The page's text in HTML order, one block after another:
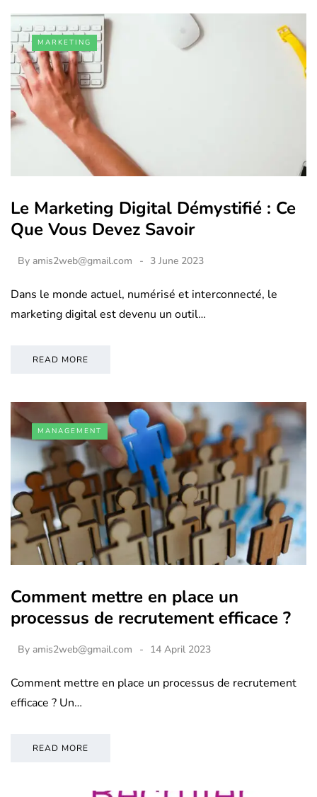
MARKETING
Le Marketing Digital Démystifié : Ce
Que Vous Devez Savoir
By amis2web@gmail.com 3 June 2023
Dans le monde actuel, numérisé et interconnecté, le
marketing digital est devenu un outil…
READ MORE
MANAGEMENT
Comment mettre en place un
processus de recrutement efficace ?
By amis2web@gmail.com 14 April 2023
Comment mettre en place un processus de recrutement
efficace ? Un…
READ MORE